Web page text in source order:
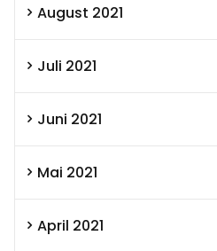
August 2021
Juli 2021
Juni 2021
Mai 2021
April 2021